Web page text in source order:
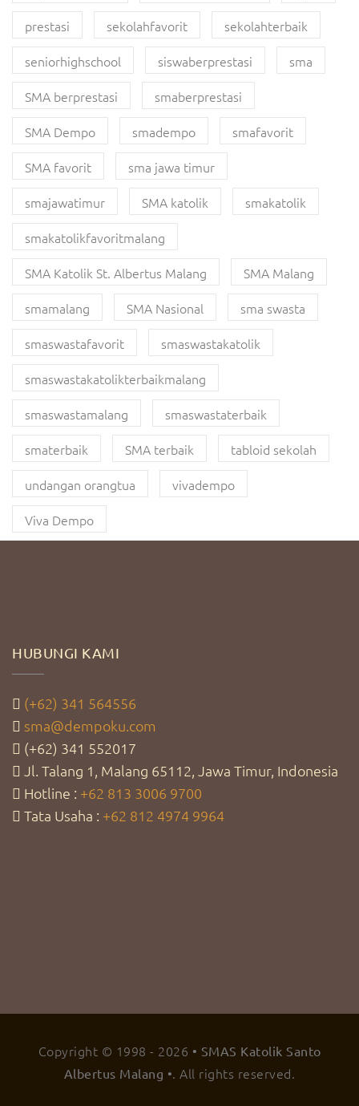
prestasi
sekolahfavorit
sekolahterbaik
seniorhighschool
siswaberprestasi
sma
SMA berprestasi
smaberprestasi
SMA Dempo
smadempo
smafavorit
SMA favorit
sma jawa timur
smajawatimur
SMA katolik
smakatolik
smakatolikfavoritmalang
SMA Katolik St. Albertus Malang
SMA Malang
smamalang
SMA Nasional
sma swasta
smaswastafavorit
smaswastakatolik
smaswastakatolikterbaikmalang
smaswastamalang
smaswastaterbaik
smaterbaik
SMA terbaik
tabloid sekolah
undangan orangtua
vivadempo
Viva Dempo
HUBUNGI KAMI
(+62) 341 564556
sma@dempoku.com
(+62) 341 552017
Jl. Talang 1, Malang 65112, Jawa Timur, Indonesia
Hotline : +62 813 3006 9700
Tata Usaha : +62 812 4974 9964
Copyright © 1998 - 2026 • SMAS Katolik Santo
Albertus Malang •. All rights reserved.